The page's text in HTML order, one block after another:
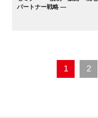
パートナー戦略 ―
1 2